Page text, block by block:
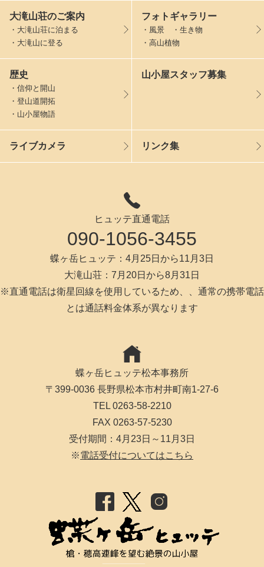
大滝山荘のご案内
・大滝山荘に泊まる
・大滝山に登る
フォトギャラリー
・風景 ・生き物
・高山植物
歴史
・信仰と開山
・登山道開拓
・山小屋物語
山小屋スタッフ募集
ライブカメラ リンク集
ヒュッテ直通電話
090-1056-3455
蝶ヶ岳ヒュッテ：4月25日から11月3日
大滝山荘：7月20日から8月31日
※直通電話は衛星回線を使用しているため、、通常の携帯電話
とは通話料金体系が異なります
蝶ヶ岳ヒュッテ松本事務所
〒399-0036 長野県松本市村井町南1-27-6
TEL 0263-58-2210
FAX 0263-57-5230
受付期間：4月23日～11月3日
※電話受付についてはこちら